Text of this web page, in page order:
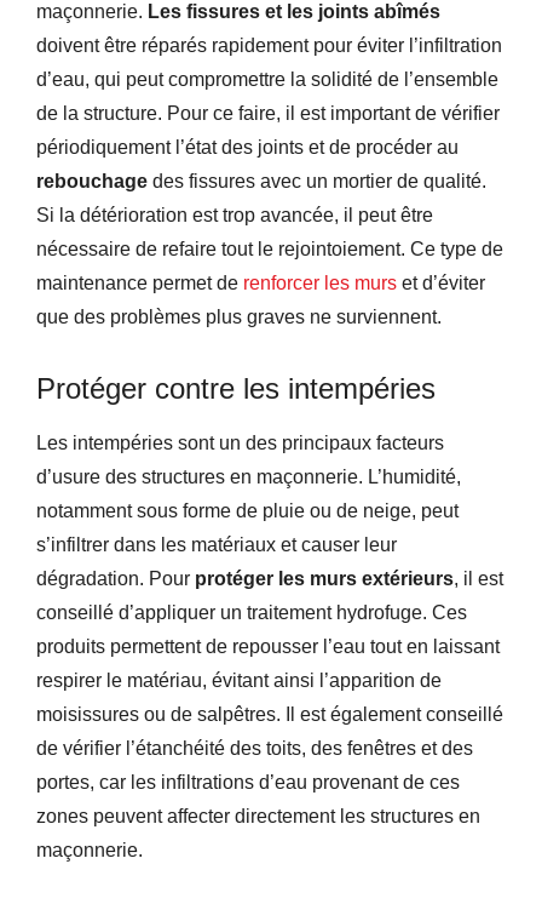
maçonnerie. Les fissures et les joints abîmés
doivent être réparés rapidement pour éviter l’infiltration
d’eau, qui peut compromettre la solidité de l’ensemble
de la structure. Pour ce faire, il est important de vérifier
périodiquement l’état des joints et de procéder au
rebouchage des fissures avec un mortier de qualité.
Si la détérioration est trop avancée, il peut être
nécessaire de refaire tout le rejointoiement. Ce type de
maintenance permet de renforcer les murs et d’éviter
que des problèmes plus graves ne surviennent.
Protéger contre les intempéries
Les intempéries sont un des principaux facteurs
d’usure des structures en maçonnerie. L’humidité,
notamment sous forme de pluie ou de neige, peut
s’infiltrer dans les matériaux et causer leur
dégradation. Pour protéger les murs extérieurs, il est
conseillé d’appliquer un traitement hydrofuge. Ces
produits permettent de repousser l’eau tout en laissant
respirer le matériau, évitant ainsi l’apparition de
moisissures ou de salpêtres. Il est également conseillé
de vérifier l’étanchéité des toits, des fenêtres et des
portes, car les infiltrations d’eau provenant de ces
zones peuvent affecter directement les structures en
maçonnerie.